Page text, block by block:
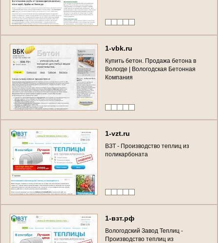
1-vbk.ru
Купить бетон. Продажа бетона в
Вологде | Вологодская Бетонная
Компания
1-vzt.ru
ВЗТ - Производство теплиц из
поликарбоната
1-взт.рф
Вологодский Завод Теплиц -
Производство теплиц из